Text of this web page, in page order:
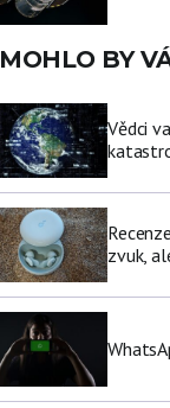
MOHLO BY
Vědci
zvuk,